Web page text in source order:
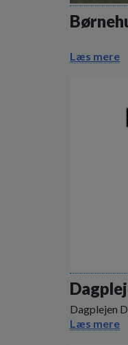
Læs mere
Dagplejen
Læs mere